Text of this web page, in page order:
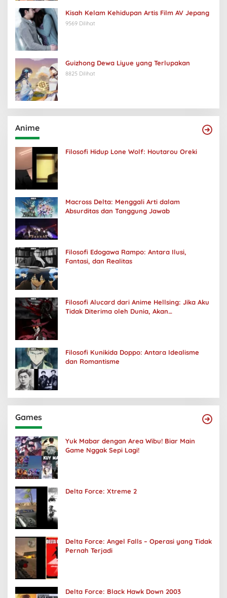
Kisah Kelam Kehidupan Artis Film AV Jepang
9569 Dilihat
Guizhong Dewa Liyue yang Terlupakan
8825 Dilihat
Anime
Filosofi Hidup Lone Wolf: Houtarou Oreki
Macross Delta: Menggali Arti dalam
Absurditas dan Tanggung Jawab
Filosofi Edogawa Rampo: Antara Ilusi,
Fantasi, dan Realitas
Filosofi Alucard dari Anime Hellsing: Jika Aku
Tidak Diterima oleh Dunia, Akan
Filosofi Kunikida Doppo: Antara Idealisme
dan Romantisme
Games
Yuk Mabar dengan Area Wibu! Biar Main
Game Nggak Sepi Lagi!
Delta Force: Xtreme 2
Delta Force: Angel Falls – Operasi yang Tidak
Pernah Terjadi
Delta Force: Black Hawk Down 2003